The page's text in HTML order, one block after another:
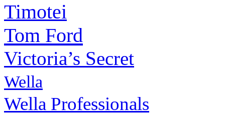
Timotei
Tom Ford
Victoria’s Secret
Wella
Wella Professionals